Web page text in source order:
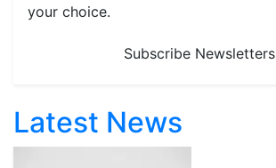
your choice.
Subscribe Newsletters
Latest News